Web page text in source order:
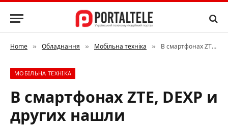
Home » Обладнання » Мобільна техніка » В смартфонах ZTE, DEXP и других нашли встроенные вирусы
МОБІЛЬНА ТЕХНІКА
В смартфонах ZTE, DEXP и
других нашли